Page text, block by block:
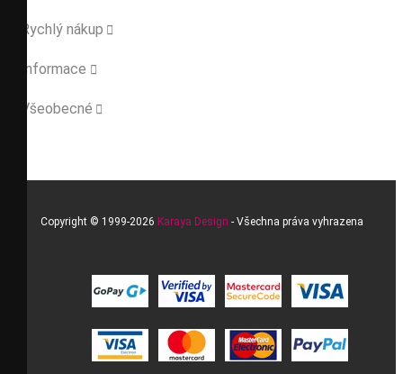
Rychlý nákup 
Informace 
Všeobecné 
Copyright © 1999-2026 Karaya Design - Všechna práva vyhrazena